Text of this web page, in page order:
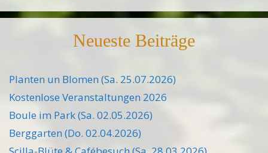
Neueste Beiträge
Planten un Blomen (Sa. 25.07.2026)
Kostenlose Veranstaltungen 2026
Boule im Park (Sa. 02.05.2026)
Berggarten (Do. 02.04.2026)